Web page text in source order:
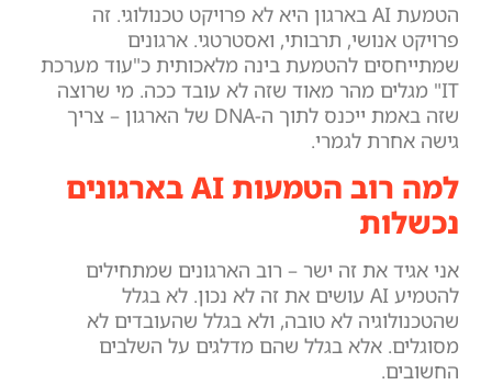
הטמעת AI בארגון היא לא פרויקט טכנולוגי. זה
פרויקט אנושי, תרבותי, ואסטרטגי. ארגונים
שמתייחסים להטמעת בינה מלאכותית כ"עוד מערכת
IT" מגלים מהר מאוד שזה לא עובד ככה. מי שרוצה
שזה באמת ייכנס לתוך ה-DNA של הארגון – צריך
גישה אחרת לגמרי.
למה רוב הטמעות AI בארגונים
נכשלות
אני אגיד את זה ישר – רוב הארגונים שמתחילים
להטמיע AI עושים את זה לא נכון. לא בגלל
שהטכנולוגיה לא טובה, ולא בגלל שהעובדים לא
מסוגלים. אלא בגלל שהם מדלגים על השלבים
החשובים.